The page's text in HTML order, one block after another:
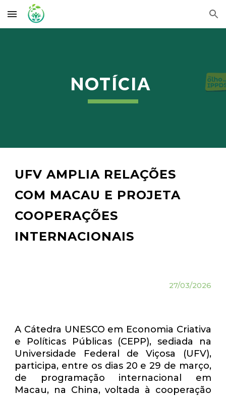
Skip to main content Skip to navigation
NOTÍCIA
UFV AMPLIA RELAÇÕES
COM MACAU E PROJETA
COOPERAÇÕES
INTERNACIONAIS
27/03/2026
A Cátedra UNESCO em Economia Criativa
e Políticas Públicas (CEPP), sediada na
Universidade Federal de Viçosa (UFV),
participa, entre os dias 20 e 29 de março,
de programação internacional em
Macau, na China, voltada à cooperação